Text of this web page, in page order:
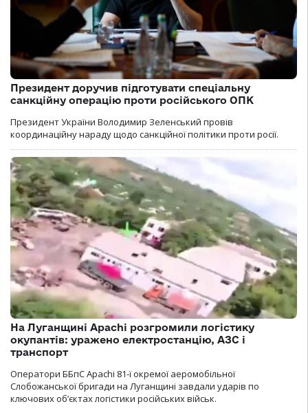
Президент доручив підготувати спеціальну
санкційну операцію проти російського ОПК
Президент України Володимир Зеленський провів
координаційну нараду щодо санкційної політики проти росії.
На Луганщині Apachi розгромили логістику
окупантів: уражено електростанцію, АЗС і
транспорт
Оператори ББпС Apachi 81-ї окремої аеромобільної
Слобожанської бригади на Луганщині завдали ударів по
ключових об’єктах логістики російських військ.